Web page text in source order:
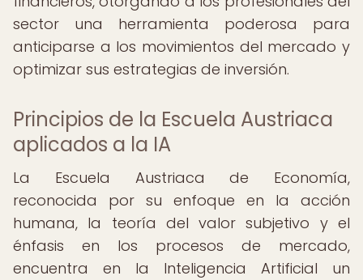
sector una herramienta poderosa para
anticiparse a los movimientos del mercado y
optimizar sus estrategias de inversión.
Principios de la Escuela Austriaca
aplicados a la IA
La Escuela Austriaca de Economía,
reconocida por su enfoque en la acción
humana, la teoría del valor subjetivo y el
énfasis en los procesos de mercado,
encuentra en la Inteligencia Artificial un